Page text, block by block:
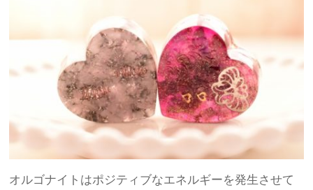
オルゴナイトはポジティブなエネルギーを発生させて